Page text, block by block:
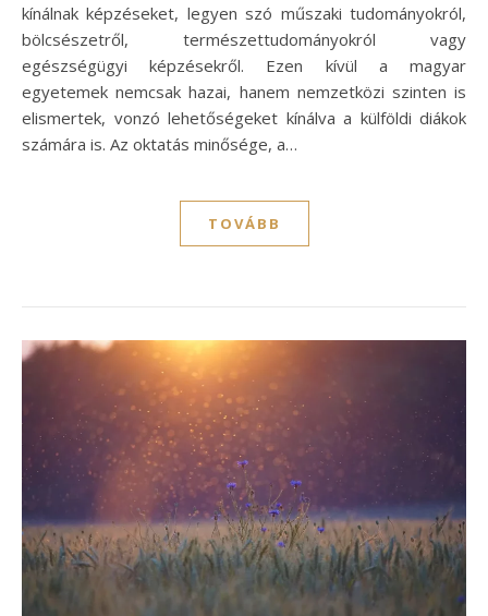
kínálnak képzéseket, legyen szó műszaki tudományokról,
bölcsészetről, természettudományokról vagy
egészségügyi képzésekről. Ezen kívül a magyar
egyetemek nemcsak hazai, hanem nemzetközi szinten is
elismertek, vonzó lehetőségeket kínálva a külföldi diákok
számára is. Az oktatás minősége, a…
TOVÁBB